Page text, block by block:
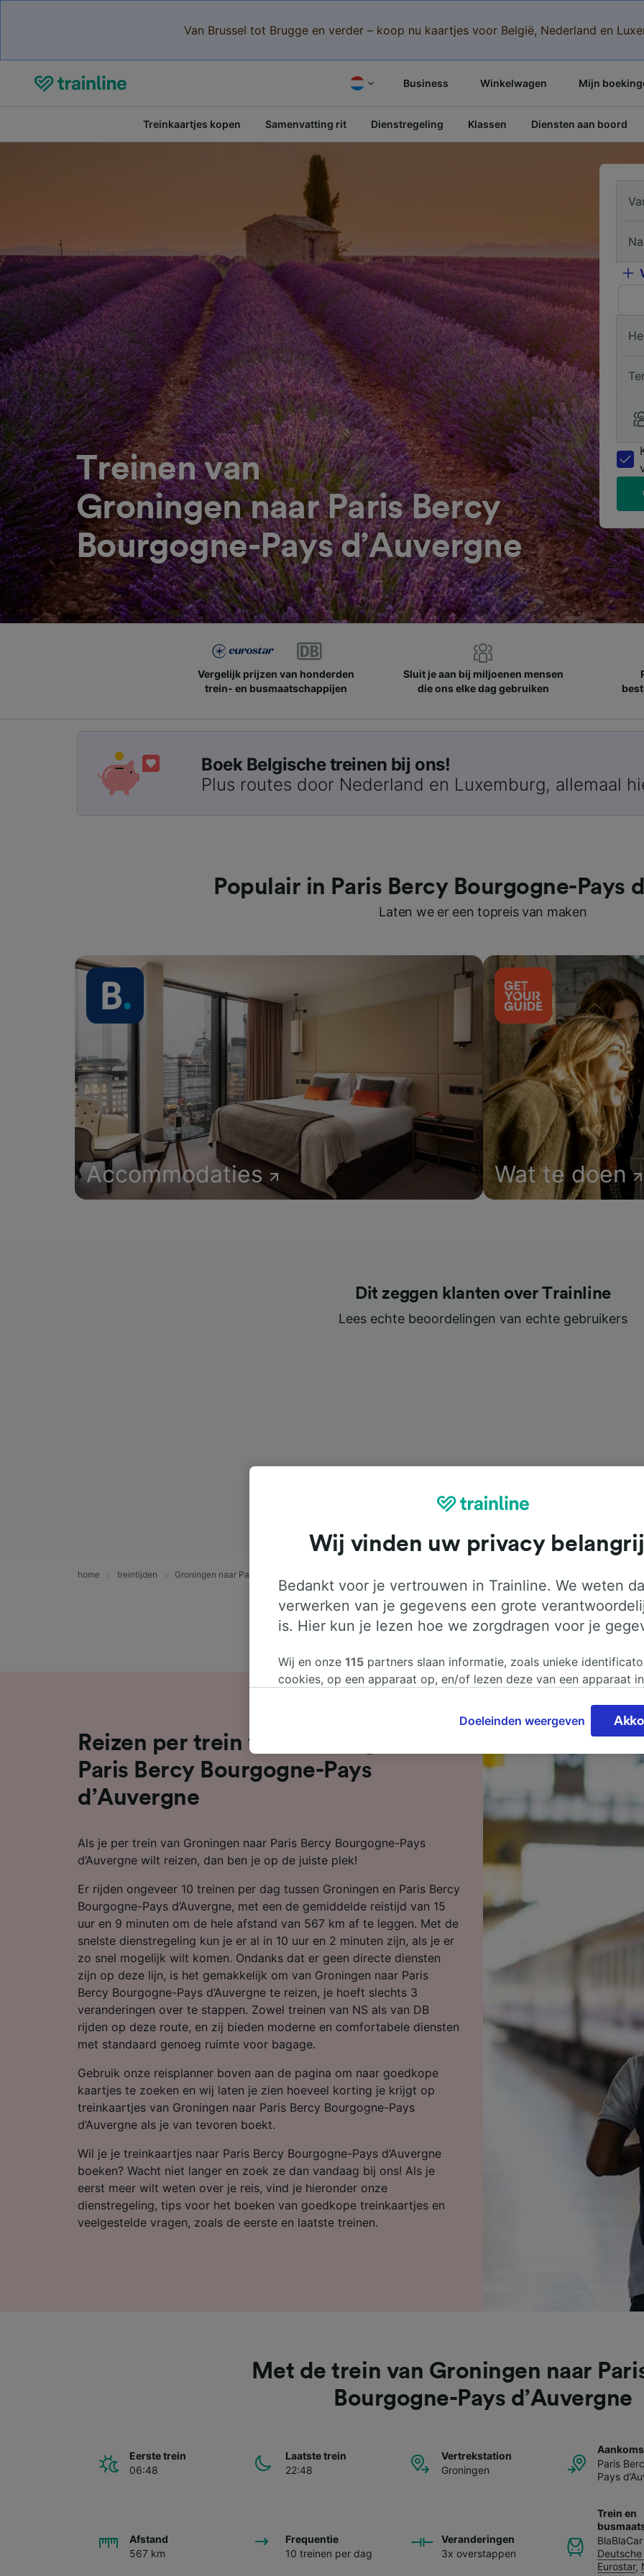
Van Brussel tot Brugge en verder – koop nu kaartjes voor België, Nederland en
Business Winkelwagen Mijn
Treinkaartjes kopen Samenvatting rit Dienstregeling Klassen Diensten aan boord
Treinen van
Groningen naar Paris Bercy
Bourgogne-Pays d’Auvergne
Vergelijk prijzen van honderden
trein- en busmaatschappijen
Sluit je aan bij miljoenen mensen
die ons elke dag gebruiken
Boek Belgische treinen bij ons!
Plus routes door Nederland en Luxemburg, allemaal
Populair in Paris Bercy Bourgogne-Pays
Laten we er een topreis van maken
Accommodaties Wat te doen
Dit zeggen klanten over Trainline
Lees echte beoordelingen van echte gebruikers
home treintijden Groningen naar Paris Bercy Bourgogne-Pays d’Auvergne
Reizen per trein van Groningen naar
Paris Bercy Bourgogne-Pays
d’Auvergne
Als je per trein van Groningen naar Paris Bercy Bourgogne-Pays
d’Auvergne wilt reizen, dan ben je op de juiste plek!
Er rijden ongeveer 10 treinen per dag tussen Groningen en Paris Bercy
Bourgogne-Pays d’Auvergne, met een de gemiddelde reistijd van 15
uur en 9 minuten om de hele afstand van 567 km af te leggen. Met de
snelste dienstregeling kun je er al in 10 uur en 2 minuten zijn, als je er
zo snel mogelijk wilt komen. Ondanks dat er geen directe diensten
zijn op deze lijn, is het gemakkelijk om van Groningen naar Paris
Bercy Bourgogne-Pays d’Auvergne te reizen, je hoeft slechts 3
veranderingen over te stappen. Zowel treinen van NS als van DB
rijden op deze route, en zij bieden moderne en comfortabele diensten
met standaard genoeg ruimte voor bagage.
Gebruik onze reisplanner boven aan de pagina om naar goedkope
kaartjes te zoeken en wij laten je zien hoeveel korting je krijgt op
treinkaartjes van Groningen naar Paris Bercy Bourgogne-Pays
d’Auvergne als je van tevoren boekt.
Wil je je treinkaartjes naar Paris Bercy Bourgogne-Pays d’Auvergne
boeken? Wacht niet langer en zoek ze dan vandaag bij ons! Als je
eerst meer wilt weten over je reis, vind je hieronder onze
dienstregeling, tips voor het boeken van goedkope treinkaartjes en
veelgestelde vragen, zoals de eerste en laatste treinen.
Met de trein van Groningen naar
Bourgogne-Pays d’Auvergne
Eerste trein
06:48
Laatste trein
22:48
Vertrekstation
Groningen
Paris
Pays
Afstand
567 km
Frequentie
10 treinen per dag
Veranderingen
3x overstappen
Trein en
Deutsche
Eurostar,
Wij vinden uw privacy
Bedankt voor je vertrouwen in Trainline. We weten
verwerken van je gegevens een grote
is. Hier kun je lezen hoe we zorgdragen voor je
Wij en onze 115 partners slaan informatie, zoals unieke
cookies, op een apparaat op, en/of lezen deze van een apparaat
wijzigen door hieronder te klikken. Daaronder valt ook je recht om
bezwaar te maken in alle gevallen dat er voor de verwerking een
elk moment wijzigen op de pagina met onze privacyverklaring.
keuzes worden aan onze partners doorgegeven en hebben geen
op browsegegevens. Je gegevens worden niet gebruikt voor
je ons hebt gevraagd om je niet te volgen.
Wij en onze partners verwerken gegevens voor de volgende
Precieze geolocatiegegevens gebruiken. De apparaatkenmerken
openen. Gepersonaliseerde advertenties en content, advertentie- en
contentmetingen, doelgroepenonderzoek en ontwikkeling van
Partnerlijst (derden)
Doeleinden weergeven